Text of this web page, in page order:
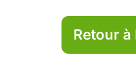
Retour